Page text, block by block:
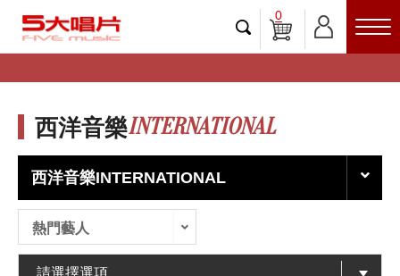
0
西洋音樂INTERNATIONAL
西洋音樂INTERNATIONAL
熱門藝人